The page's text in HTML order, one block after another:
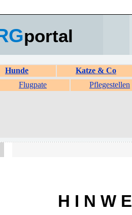
portal
Hunde
Katze & Co
Flugpate Pflegestellen
H I N W